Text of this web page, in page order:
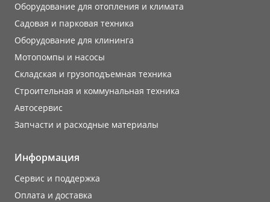
Оборудование для отопления и климата
Садовая и парковая техника
Оборудование для клининга
Мотопомпы и насосы
Складская и грузоподъемная техника
Строительная и коммунальная техника
Автосервис
Запчасти и расходные материалы
Информация
Сервис и поддержка
Оплата и доставка